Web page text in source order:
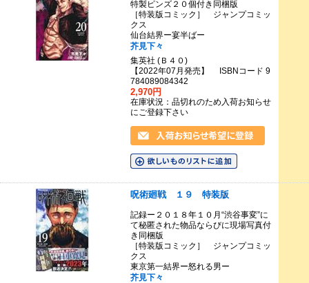
特製ピンズ２０個付き同梱版
［特装版コミック］ ジャンプコミッ
クス
仙台結界ー宴半ばー
芥見下々
集英社 (Ｂ４０)
【2022年07月発売】 ISBNコード 9
784089084342
2,970円
在庫状況：品切れのため入荷お知らせ
にご登録下さい
呪術廻戦 １９ 特装版
記録ー２０１８年１０月“渋谷事変”に
て秘匿された物品ならびに現場写真付
き同梱版
［特装版コミック］ ジャンプコミッ
クス
東京第一結界ー怒れる男ー
芥見下々